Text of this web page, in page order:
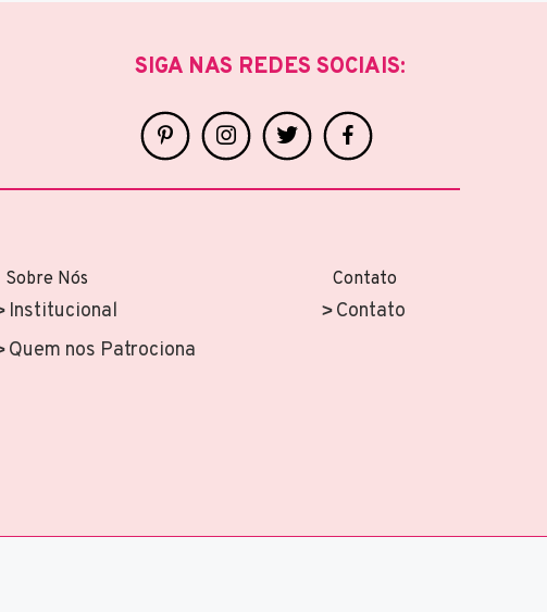
SIGA NAS REDES SOCIAIS:
Sobre Nós
Institucional
Quem nos Patrociona
Contato
Contato